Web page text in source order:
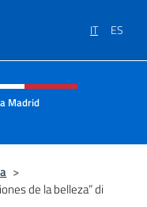
IT ES
e menù
Madrid
>
de la belleza” di